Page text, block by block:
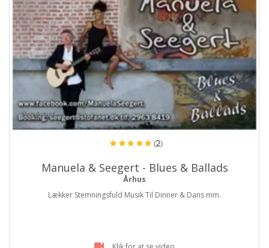
ProArtist
(2)
Manuela & Seegert - Blues & Ballads
Århus
Lækker Stemningsfuld Musik Til Dinner & Dans mm.